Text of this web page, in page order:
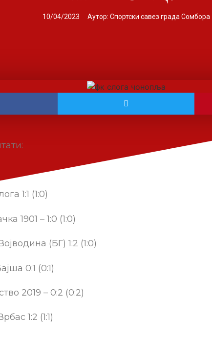
10/04/2023 Аутор: Спортски савез града Сомбора
1:1 (1:0)
1901 – 1:0 (1:0)
(БГ) 1:2 (1:0)
0:1 (0:1)
2019 – 0:2 (0:2)
1:2 (1:1)